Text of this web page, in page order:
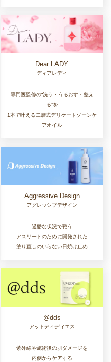
Dear LADY.
ディアレディ
専門医監修の“洗う・うるおす・整え
る”を
1本で叶える二層式デリケートゾーンケ
アオイル
Aggressive Design
アグレッシブデザイン
過酷な状況で戦う
アスリートのために開発された
塗り直しのいらない日焼け止め
@dds
アットディディエス
紫外線や施術後の肌ダメージを
内側からケアする